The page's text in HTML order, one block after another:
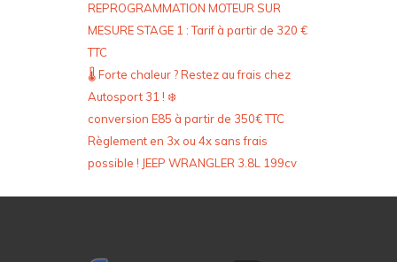
REPROGRAMMATION MOTEUR SUR
MESURE STAGE 1 : Tarif à partir de 320 €
TTC
🌡️ Forte chaleur ? Restez au frais chez
Autosport 31 ! ❄️
conversion E85 à partir de 350€ TTC
Règlement en 3x ou 4x sans frais
possible ! JEEP WRANGLER 3.8L 199cv